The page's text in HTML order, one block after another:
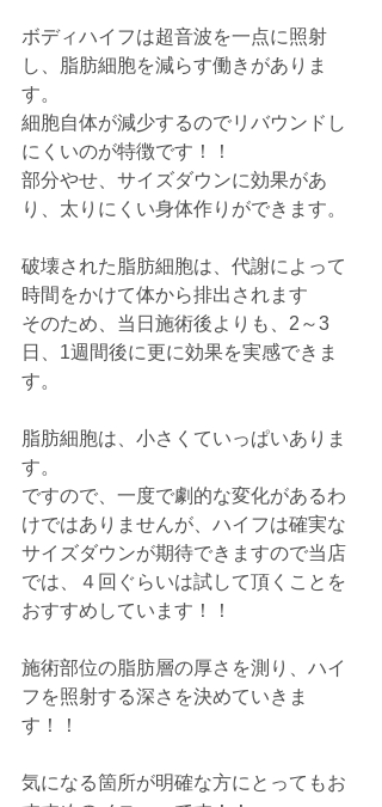
ボディハイフは超音波を一点に照射
し、脂肪細胞を減らす働きがありま
す。
細胞自体が減少するのでリバウンドし
にくいのが特徴です！！
部分やせ、サイズダウンに効果があ
り、太りにくい身体作りができます。
破壊された脂肪細胞は、代謝によって
時間をかけて体から排出されます
そのため、当日施術後よりも、2～3
日、1週間後に更に効果を実感できま
す。
脂肪細胞は、小さくていっぱいありま
す。
ですので、一度で劇的な変化があるわ
けではありませんが、ハイフは確実な
サイズダウンが期待できますので当店
では、４回ぐらいは試して頂くことを
おすすめしています！！
施術部位の脂肪層の厚さを測り、ハイ
フを照射する深さを決めていきま
す！！
気になる箇所が明確な方にとってもお